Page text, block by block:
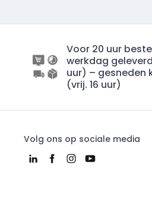
Voor 20 uur
werkdag
uur) – gesneden
(vrij. 16 uur)
Volg ons op sociale media